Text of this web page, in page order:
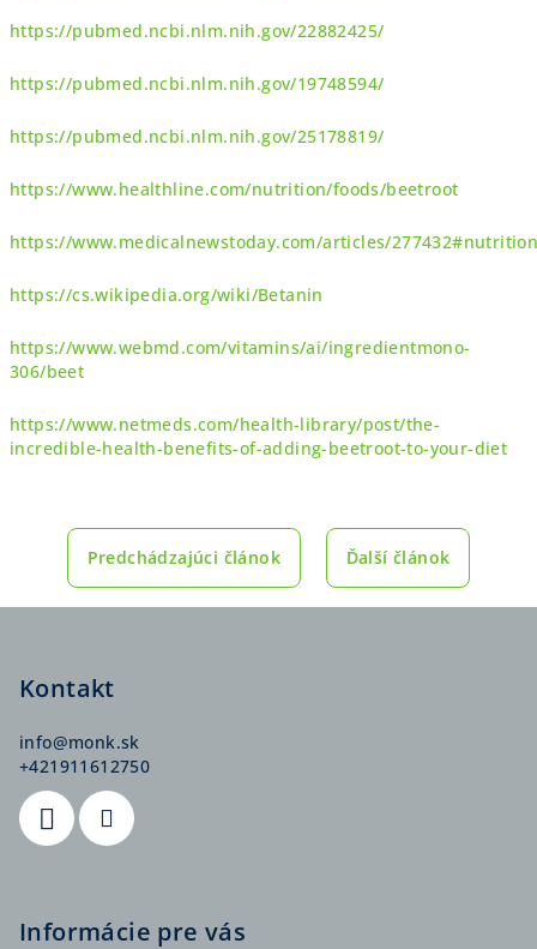
https://pubmed.ncbi.nlm.nih.gov/22882425/
https://pubmed.ncbi.nlm.nih.gov/19748594/
https://pubmed.ncbi.nlm.nih.gov/25178819/
https://www.healthline.com/nutrition/foods/beetroot
https://www.medicalnewstoday.com/articles/
https://cs.wikipedia.org/wiki/Betanin
https://www.webmd.com/vitamins/ai/ingredientmono-
306/beet
https://www.netmeds.com/health-library/post/the-
incredible-health-benefits-of-adding-beetroot-to-your-diet
Predchádzajúci článok Ďalší článok
Kontakt
info@monk.sk
+421911612750
Informácie pre vás